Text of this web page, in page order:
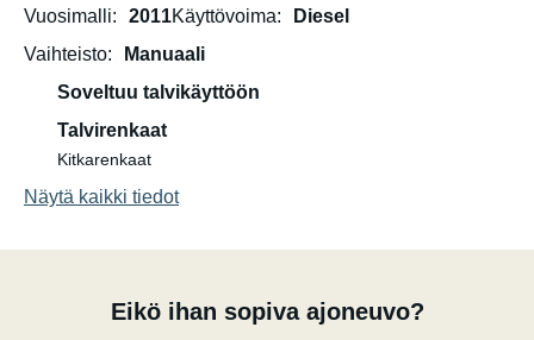
Vuosimalli
2011Käyttövoima
Diesel
Vaihteisto
Manuaali
Soveltuu talvikäyttöön
Talvirenkaat
Kitkarenkaat
Näytä kaikki tiedot
Eikö ihan sopiva ajoneuvo?